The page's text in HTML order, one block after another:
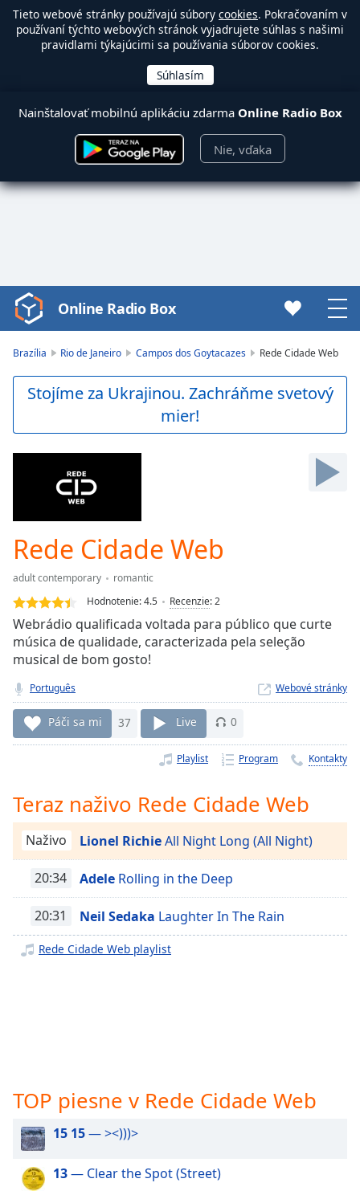
Tieto webové stránky používajú súbory cookies. Pokračovaním v
používaní týchto webových stránok vyjadrujete súhlas s našimi
pravidlami týkajúcimi sa používania súborov cookies.
Nainštalovať mobilnú aplikáciu zdarma Online Radio Box
Nie, vďaka
Video
Player
Play
Video
Skip
Loaded:
0.00%
Stream
TypeLIVE
Seek to
currently
behind
liveLIVE
Remaining
Time-
Playback
Rate
Chapters
Descriptions
descriptions
subtitles
settings
dialog
subtitles
off
selected
Online Radio Box
Brazília Rio de Janeiro Campos dos Goytacazes Rede Cidade Web
Stojíme za Ukrajinou. Zachráňme svetový
mier!
Rede Cidade Web
adult contemporary
romantic
Hodnotenie:4.5 Recenzie:2
Webrádio qualificada voltada para público que curte
música de qualidade, caracterizada pela seleção
musical de bom gosto!
Português Webové stránky
Páči sa mi 37 Live 0
Playlist Program Kontakty
Teraz naživo Rede Cidade Web
Naživo Lionel RichieAll Night Long (All Night)
20:34 Adele Rolling in the Deep
20:31 Neil Sedaka Laughter In The Rain
Rede Cidade Web playlist
TOP piesne v Rede Cidade Web
15 15— ><)))>
13— Clear the Spot (Street)